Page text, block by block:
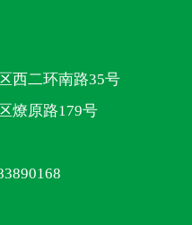
西二环南路35号
燎原路179号